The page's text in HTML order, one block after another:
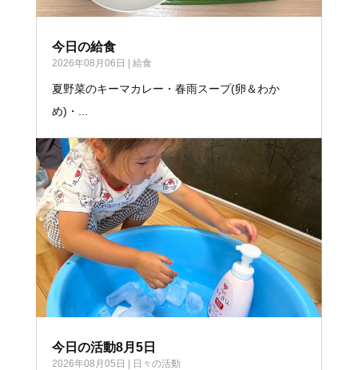
今日の給食
2026年08月06日 | 給食
夏野菜のキーマカレー・春雨スープ(卵＆わか
め)・...
今日の活動8月5日
2026年08月05日 | 日々の活動